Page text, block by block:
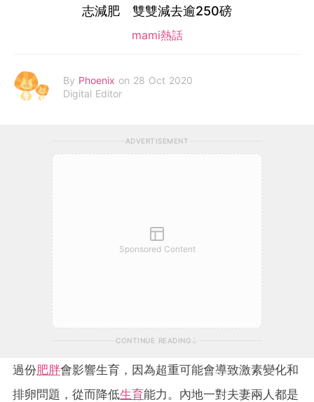
志減肥 雙雙減去逾250磅
mami熱話
By Phoenix on 28 Oct 2020
Digital Editor
ADVERTISEMENT
Sponsored Content
CONTINUE READING
過份肥胖會影響生育，因為超重可能會導致激素變化和
排卵問題，從而降低生育能力。內地一對夫妻兩人都是